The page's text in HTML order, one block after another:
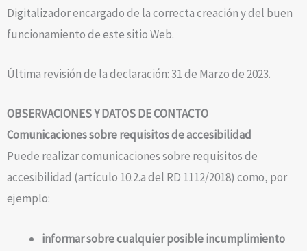
Digitalizador encargado de la correcta creación y del buen
funcionamiento de este sitio Web.
Última revisión de la declaración: 31 de Marzo de 2023.
OBSERVACIONES Y DATOS DE CONTACTO
Comunicaciones sobre requisitos de accesibilidad
Puede realizar comunicaciones sobre requisitos de
accesibilidad (artículo 10.2.a del RD 1112/2018) como, por
ejemplo:
informar sobre cualquier posible incumplimiento